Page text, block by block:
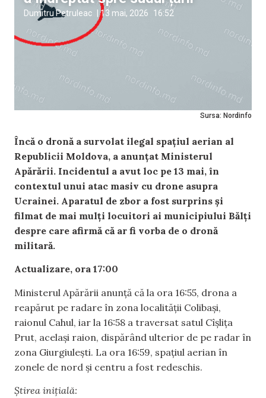
Sursa: Nordinfo
Dumitru Petruleac 13 mai, 2026 16:52
Încă o dronă a survolat ilegal spațiul aerian al
Republicii Moldova, a anunțat Ministerul
Apărării. Incidentul a avut loc pe 13 mai, în
contextul unui atac masiv cu drone asupra
Ucrainei. Aparatul de zbor a fost surprins și
filmat de mai mulți locuitori ai municipiului Bălți
despre care afirmă că ar fi vorba de o dronă
militară.
Actualizare, ora 17:00
Ministerul Apărării anunță că la ora 16:55, drona a
reapărut pe radare în zona localității Colibași,
raionul Cahul, iar la 16:58 a traversat satul Cîșlița
Prut, același raion, dispărând ulterior de pe radar în
zona Giurgiulești. La ora 16:59, spațiul aerian în
zonele de nord și centru a fost redeschis.
Știrea inițială: